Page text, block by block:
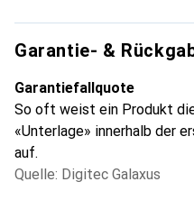
Garantie- &
Garantiefallquote
So oft weist ein Produkt
«Unterlage» innerhalb der
auf.
Quelle: Digitec Galaxus